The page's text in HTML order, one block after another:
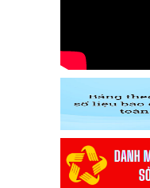
2024 - Lĩnh vực
Văn bản 24/
Chương trình
quyết số 01/
Chính phủ về
thực hiện Kế
hội và Dự
2024 - Lĩnh